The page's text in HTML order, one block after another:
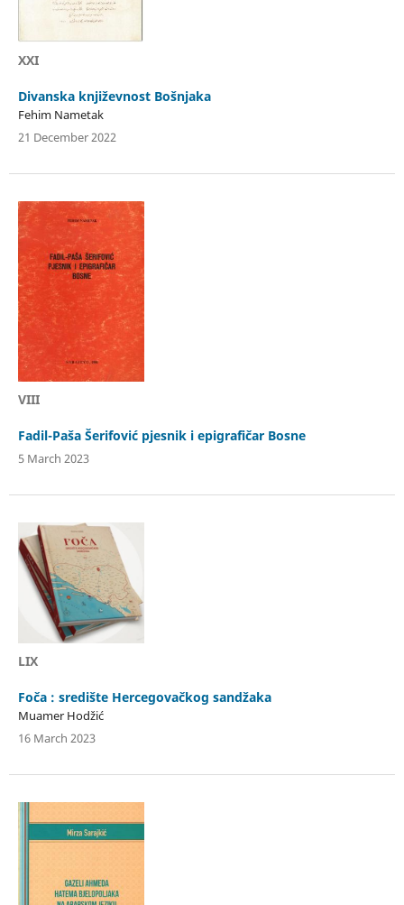
XXI
Divanska književnost Bošnjaka
Fehim Nametak
21 December 2022
VIII
Fadil-Paša Šerifović pjesnik i epigrafičar Bosne
5 March 2023
LIX
Foča : središte Hercegovačkog sandžaka
Muamer Hodžić
16 March 2023